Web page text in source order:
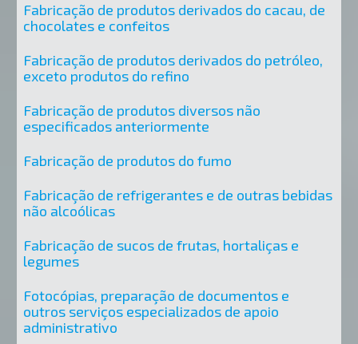
Fabricação de produtos derivados do cacau, de
chocolates e confeitos
Fabricação de produtos derivados do petróleo,
exceto produtos do refino
Fabricação de produtos diversos não
especificados anteriormente
Fabricação de produtos do fumo
Fabricação de refrigerantes e de outras bebidas
não alcoólicas
Fabricação de sucos de frutas, hortaliças e
legumes
Fotocópias, preparação de documentos e
outros serviços especializados de apoio
administrativo